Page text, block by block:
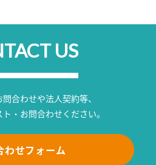
US
合わせや法人契約等、
・お問合わせください。
わせフォーム